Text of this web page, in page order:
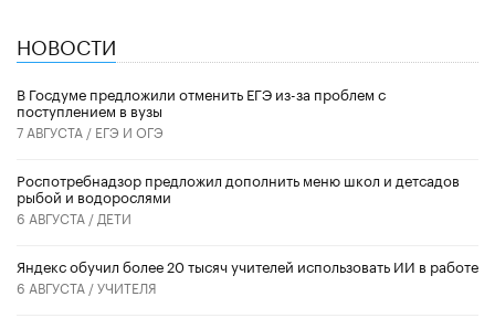
НОВОСТИ
В Госдуме предложили отменить ЕГЭ из-за проблем с
поступлением в вузы
7 АВГУСТА / ЕГЭ И ОГЭ
Роспотребнадзор предложил дополнить меню школ и детсадов
рыбой и водорослями
6 АВГУСТА / ДЕТИ
​Яндекс обучил более 20 тысяч учителей использовать ИИ в работе
6 АВГУСТА /УЧИТЕЛЯ